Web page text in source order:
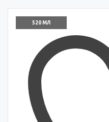
520 МЛ